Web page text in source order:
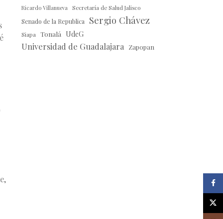
Ricardo Villanueva Secretaría de Salud Jalisco
Senado de la Republica Sergio Chávez
Siapa Tonalá UdeG
Universidad de Guadalajara Zapopan